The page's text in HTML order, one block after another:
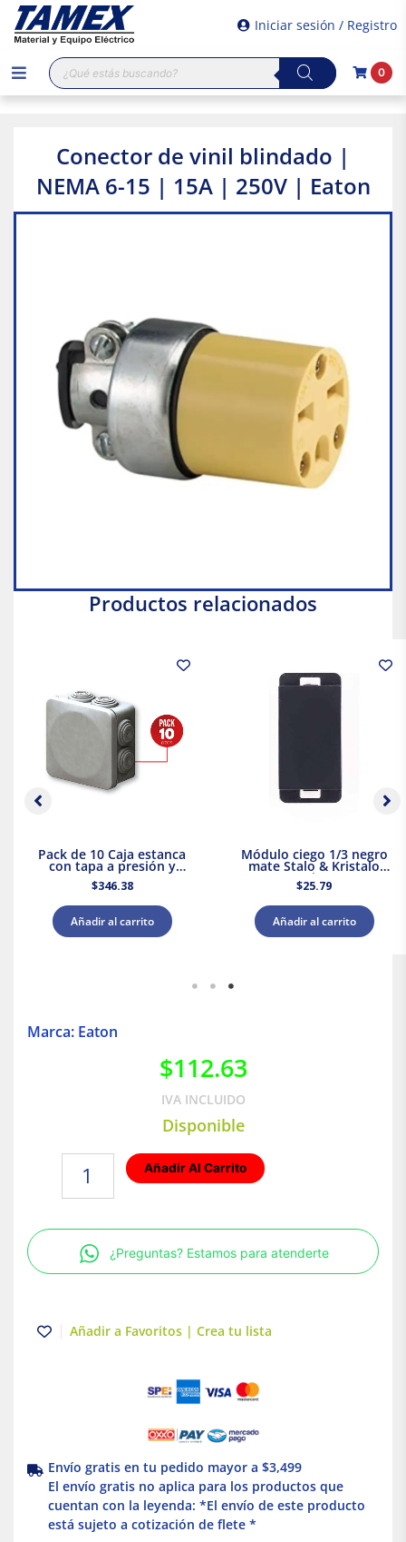
Iniciar sesión / Registro
Búsqueda
de
productos
0
Conector de vinil blindado |
NEMA 6-15 | 15A | 250V | Eaton
Productos relacionados
Pack de 10 Caja estanca
con tapa a presión y
conos 80x80x45 IP55
Royer WDC0808P
$346.38
Añadir al carrito
Módulo ciego 1/3 negro
mate Stalo & Kristalo
Leviton
$25.79
Añadir al carrito
Marca: Eaton
$112.63
IVA INCLUIDO
Disponible
NEMA
6-
15A
Añadir Al Carrito
¿Preguntas? Estamos para atenderte
Añadir a Favoritos | Crea tu lista
Envío gratis en tu pedido mayor a $3,499
El envío gratis no aplica para los productos que
cuentan con la leyenda: *El envío de este producto
está sujeto a cotización de flete *